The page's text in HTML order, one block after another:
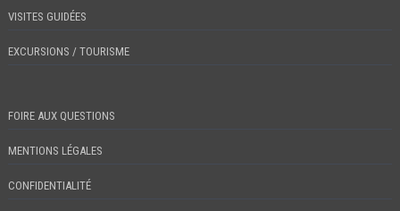
VISITES GUIDÉES
EXCURSIONS / TOURISME
FOIRE AUX QUESTIONS
MENTIONS LÉGALES
CONFIDENTIALITÉ